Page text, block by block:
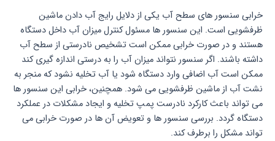
خرابی سنسور های سطح آب یکی از دلایل رایج آب دادن ماشین
ظرفشویی است. این سنسور ها مسئول کنترل میزان آب داخل دستگاه
هستند و در صورت خرابی ممکن است تشخیص نادرستی از سطح آب
داشته باشند. اگر سنسور نتواند میزان آب را به درستی اندازه‌ گیری کند
ممکن است آب اضافی وارد دستگاه شود یا آب تخلیه نشود که منجر به
نشت آب از ماشین ظرفشویی می‌ شود. همچنین، خرابی این سنسور ها
می‌ تواند باعث کارکرد نادرست پمپ تخلیه و ایجاد مشکلات در عملکرد
دستگاه گردد. بررسی سنسور ها و تعویض آن‌ ها در صورت خرابی می‌
تواند مشکل را برطرف کند.